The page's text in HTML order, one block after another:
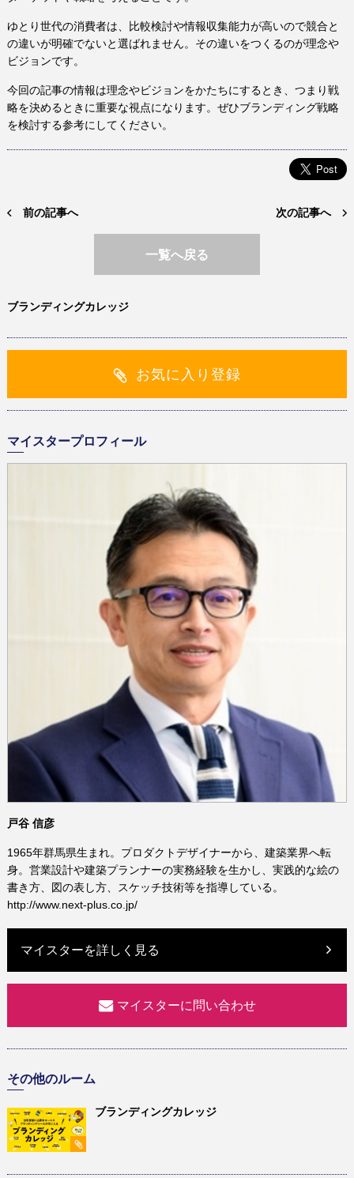
ゆとり世代の消費者は、比較検討や情報収集能力が高いので競合と
の違いが明確でないと選ばれません。その違いをつくるのが理念や
ビジョンです。
今回の記事の情報は理念やビジョンをかたちにするとき、つまり戦
略を決めるときに重要な視点になります。ぜひブランディング戦略
を検討する参考にしてください。
前の記事へ 次の記事へ
一覧へ戻る
ブランディングカレッジ
お気に入り登録
マイスタープロフィール
戸谷 信彦
1965年群馬県生まれ。プロダクトデザイナーから、建築業界へ転
身。営業設計や建築プランナーの実務経験を生かし、実践的な絵の
書き方、図の表し方、スケッチ技術等を指導している。
http://www.next-plus.co.jp/
マイスターを詳しく見る
マイスターに問い合わせ
その他のルーム
ブランディングカレッジ